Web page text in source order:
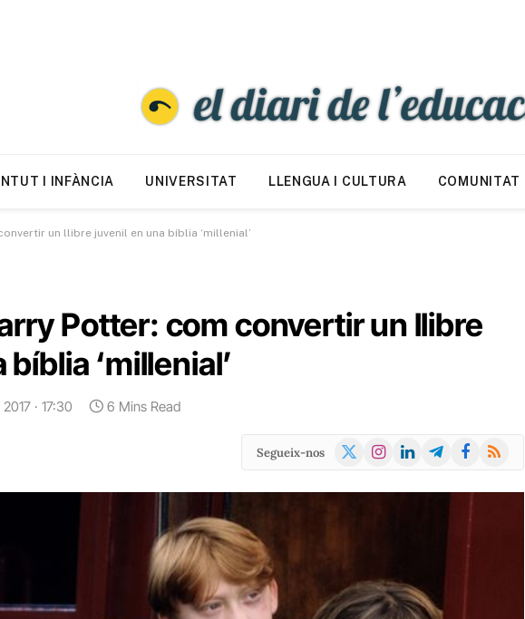
I INFÀNCIA UNIVERSITAT LLENGUA I CULTURA COMUNITAT
un llibre juvenil en una bíblia ‘millenial’
Potter: com convertir un llibre
‘millenial’
· 17:30 6 Mins Read
Segueix-nos
X
Instagram
LinkedInTelegramFacebook
RSS